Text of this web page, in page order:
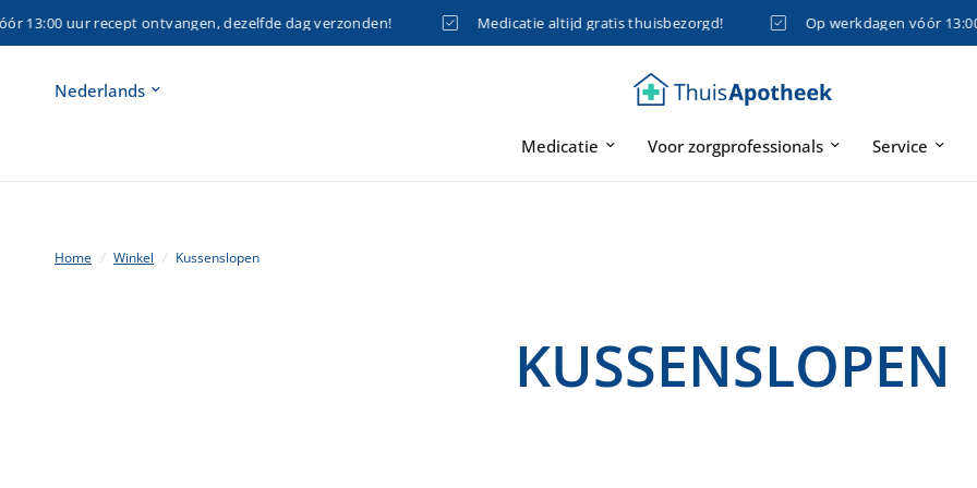
uur recept ontvangen, dezelfde dag verzonden! Medicatie altijd gratis thuisbezorgd! Op werkdagen vóór 13:00
Land/regio
bijwerken
Medicatie Voor zorgprofessionals Service
Home / Winkel / Kussenslopen
KUSSENSLOPEN